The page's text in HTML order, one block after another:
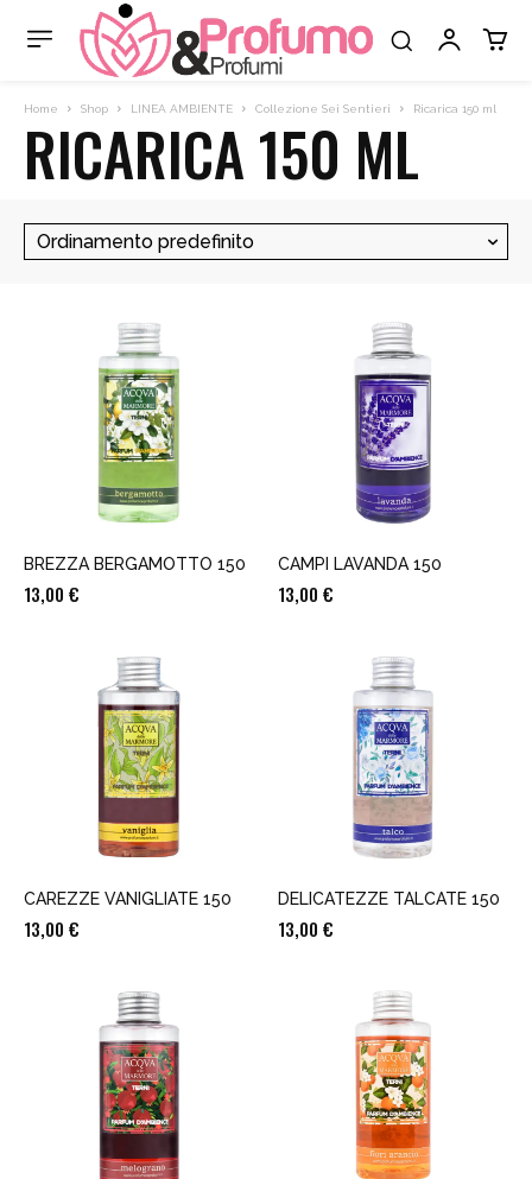
Home Shop LINEA AMBIENTE Collezione Sei Sentieri Ricarica 150 ml
RICARICA 150 ML
BREZZA BERGAMOTTO 150
13,00 €
CAMPI LAVANDA 150
13,00 €
CAREZZE VANIGLIATE 150
13,00 €
DELICATEZZE TALCATE 150
13,00 €